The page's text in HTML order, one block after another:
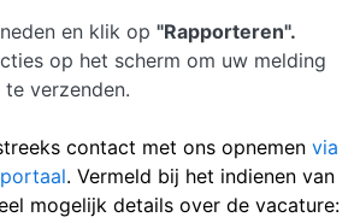
en klik op "Rapporteren".
op het scherm om uw melding
verzenden.
contact met ons opnemen via
. Vermeld bij het indienen van
mogelijk details over de vacature: